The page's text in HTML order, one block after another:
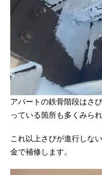
アパートの鉄骨階段はさ
っている箇所も多くみられ
これ以上さびが進行しな
金で補修します。